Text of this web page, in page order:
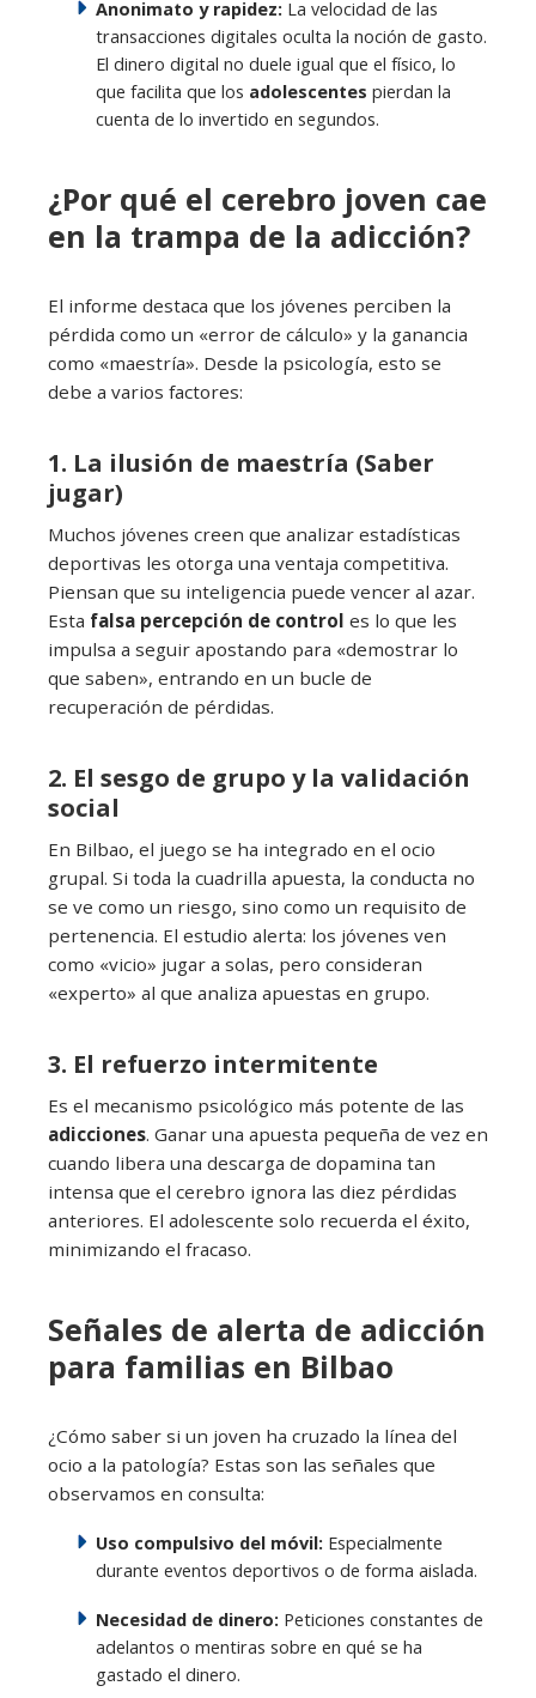
Anonimato y rapidez: La velocidad de las
transacciones digitales oculta la noción de gasto.
El dinero digital no duele igual que el físico, lo
que facilita que los adolescentes pierdan la
cuenta de lo invertido en segundos.
¿Por qué el cerebro joven cae
en la trampa de la adicción?
El informe destaca que los jóvenes perciben la
pérdida como un «error de cálculo» y la ganancia
como «maestría». Desde la psicología, esto se
debe a varios factores:
1. La ilusión de maestría (Saber
jugar)
Muchos jóvenes creen que analizar estadísticas
deportivas les otorga una ventaja competitiva.
Piensan que su inteligencia puede vencer al azar.
Esta falsa percepción de control es lo que les
impulsa a seguir apostando para «demostrar lo
que saben», entrando en un bucle de
recuperación de pérdidas.
2. El sesgo de grupo y la validación
social
En Bilbao, el juego se ha integrado en el ocio
grupal. Si toda la cuadrilla apuesta, la conducta no
se ve como un riesgo, sino como un requisito de
pertenencia. El estudio alerta: los jóvenes ven
como «vicio» jugar a solas, pero consideran
«experto» al que analiza apuestas en grupo.
3. El refuerzo intermitente
Es el mecanismo psicológico más potente de las
adicciones. Ganar una apuesta pequeña de vez en
cuando libera una descarga de dopamina tan
intensa que el cerebro ignora las diez pérdidas
anteriores. El adolescente solo recuerda el éxito,
minimizando el fracaso.
Señales de alerta de adicción
para familias en Bilbao
¿Cómo saber si un joven ha cruzado la línea del
ocio a la patología? Estas son las señales que
observamos en consulta:
Uso compulsivo del móvil: Especialmente
durante eventos deportivos o de forma aislada.
Necesidad de dinero: Peticiones constantes de
adelantos o mentiras sobre en qué se ha
gastado el dinero.